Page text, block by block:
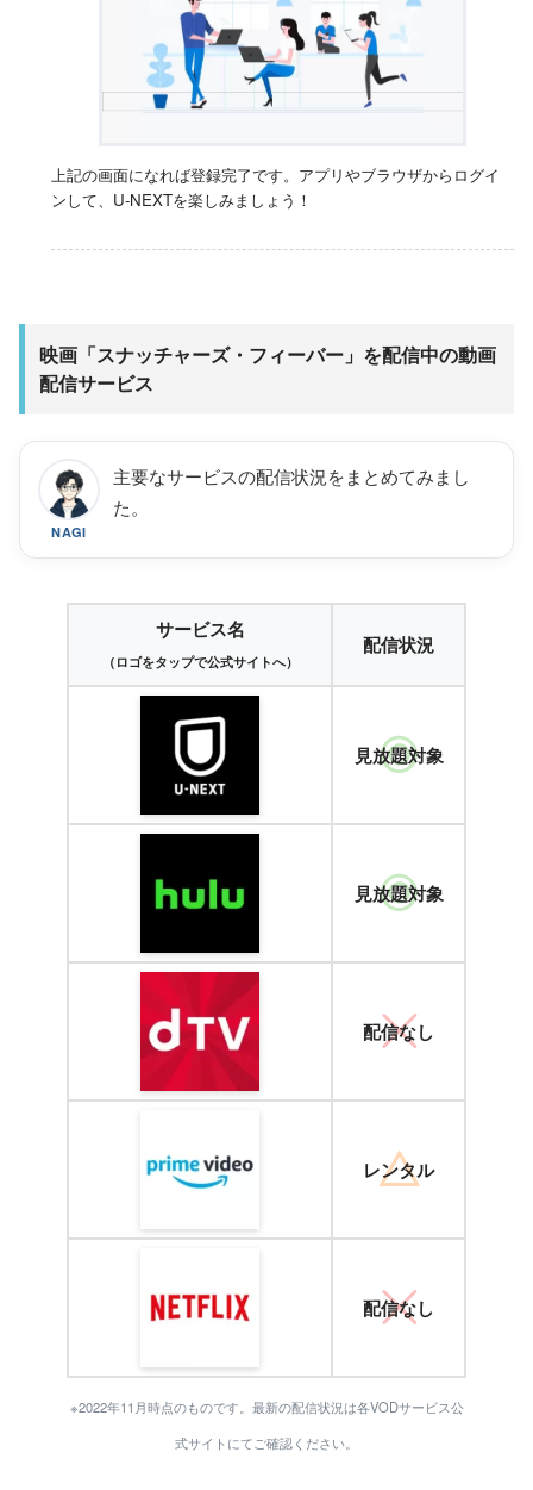
上記の画面になれば登録完了です。アプリやブラウザからログイ
ンして、U-NEXTを楽しみましょう！
映画「スナッチャーズ・フィーバー」を配信中の動画
配信サービス
NAGI
主要なサービスの配信状況をまとめてみまし
た。
サービス名
（ロゴをタップで公式サイトへ）
配信状況
見放題対象
見放題対象
配信なし
レンタル
配信なし
※2022年11月時点のものです。最新の配信状況は各VODサービス公
式サイトにてご確認ください。